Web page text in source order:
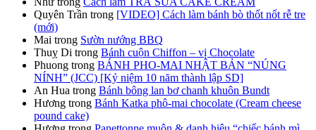
Quyên Trần trong [VIDEO] Cách làm bánh bò thốt nốt rễ tre
(mới)
Mai trong Sườn nướng BBQ
Thuỵ Di trong Bánh cuộn Chiffon – vị Chocolate
Phuong trong BÁNH PHO-MAI NHẬT BẢN “NÚNG
NÍNH” (JCC) [Kỷ niệm 10 năm thành lập SD]
An Hua trong Bánh bông lan bơ chanh khuôn Bundt
Hương trong Bánh Katka phô-mai chocolate (Cream cheese
pound cake)